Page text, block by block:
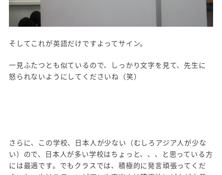
そしてこれが英語だけですよってサイン。
一見ふたつとも似ているので、しっかり文字を見て、先生に
怒られないようにしてくださいね（笑）
さらに、この学校、日本人が少ない（むしろアジア人が少な
い）ので、日本人が多い学校はちょっと、、、と思っている方
には最適です。でもクラスでは、積極的に発言頑張ってくだ